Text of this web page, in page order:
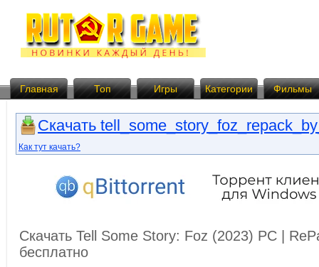
Главная Топ Игры Категории Фильмы
Скачать
Как тут качать?
Скачать Tell Some Story: Foz (2023) PC |
бесплатно